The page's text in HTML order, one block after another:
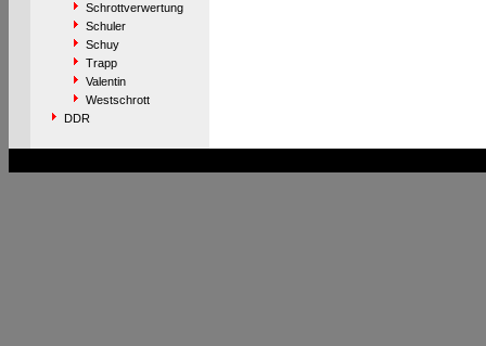
Schrottverwertung
Schuler
Schuy
Trapp
Valentin
Westschrott
DDR